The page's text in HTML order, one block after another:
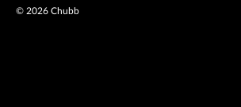
© 2026 Chubb